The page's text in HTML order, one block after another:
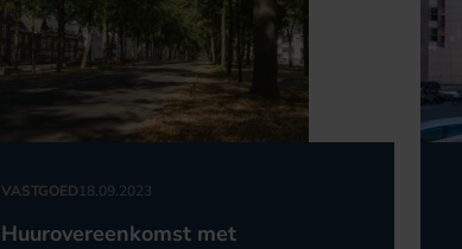
VASTGOED18.09.2023
Huurovereenkomst met